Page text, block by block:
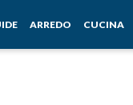
ARREDO CUCINA